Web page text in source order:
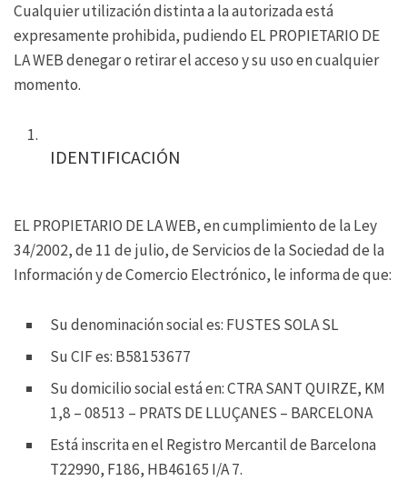
Cualquier utilización distinta a la autorizada está
expresamente prohibida, pudiendo EL PROPIETARIO DE
LA WEB denegar o retirar el acceso y su uso en cualquier
momento.
IDENTIFICACIÓN
EL PROPIETARIO DE LA WEB, en cumplimiento de la Ley
34/2002, de 11 de julio, de Servicios de la Sociedad de la
Información y de Comercio Electrónico, le informa de que:
Su denominación social es: FUSTES SOLA SL
Su CIF es: B58153677
Su domicilio social está en: CTRA SANT QUIRZE, KM
1,8 – 08513 – PRATS DE LLUÇANES – BARCELONA
Está inscrita en el Registro Mercantil de Barcelona
T22990, F186, HB46165 I/A 7.